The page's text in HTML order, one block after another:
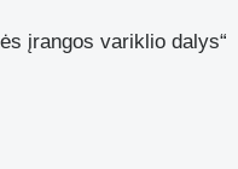
įrangos variklio dalys“